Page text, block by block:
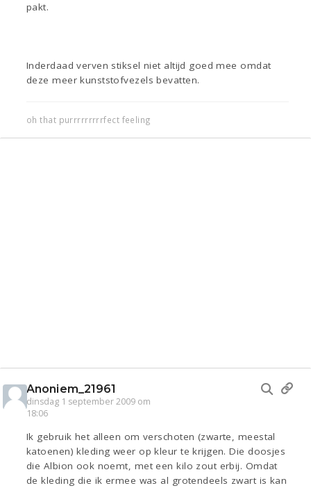
pakt.
Inderdaad verven stiksel niet altijd goed mee omdat
deze meer kunststofvezels bevatten.
oh that purrrrrrrrrfect feeling
Anoniem_21961
dinsdag 1 september 2009 om
18:06
Ik gebruik het alleen om verschoten (zwarte, meestal
katoenen) kleding weer op kleur te krijgen. Die doosjes
die Albion ook noemt, met een kilo zout erbij. Omdat
de kleding die ik ermee was al grotendeels zwart is kan